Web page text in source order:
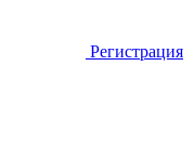
Регистрация